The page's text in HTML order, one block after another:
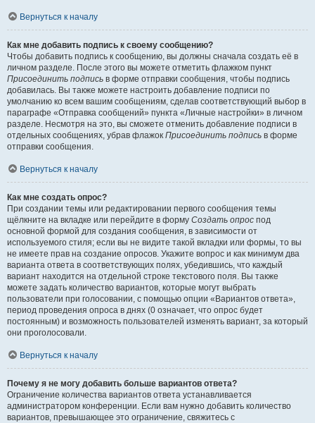
Вернуться к началу
Как мне добавить подпись к своему сообщению?
Чтобы добавить подпись к сообщению, вы должны сначала создать её в
личном разделе. После этого вы можете отметить флажком пункт
Присоединить подпись в форме отправки сообщения, чтобы подпись
добавилась. Вы также можете настроить добавление подписи по
умолчанию ко всем вашим сообщениям, сделав соответствующий выбор в
параграфе «Отправка сообщений» пункта «Личные настройки» в личном
разделе. Несмотря на это, вы сможете отменить добавление подписи в
отдельных сообщениях, убрав флажок Присоединить подпись в форме
отправки сообщения.
Вернуться к началу
Как мне создать опрос?
При создании темы или редактировании первого сообщения темы
щёлкните на вкладке или перейдите в форму Создать опрос под
основной формой для создания сообщения, в зависимости от
используемого стиля; если вы не видите такой вкладки или формы, то вы
не имеете прав на создание опросов. Укажите вопрос и как минимум два
варианта ответа в соответствующих полях, убедившись, что каждый
вариант находится на отдельной строке текстового поля. Вы также
можете задать количество вариантов, которые могут выбрать
пользователи при голосовании, с помощью опции «Вариантов ответа»,
период проведения опроса в днях (0 означает, что опрос будет
постоянным) и возможность пользователей изменять вариант, за который
они проголосовали.
Вернуться к началу
Почему я не могу добавить больше вариантов ответа?
Ограничение количества вариантов ответа устанавливается
администратором конференции. Если вам нужно добавить количество
вариантов, превышающее это ограничение, свяжитесь с